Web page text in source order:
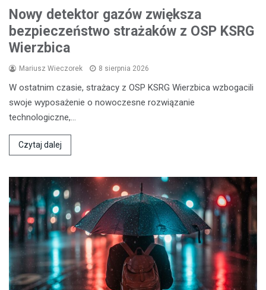
Nowy detektor gazów zwiększa
bezpieczeństwo strażaków z OSP KSRG
Wierzbica
Mariusz Wieczorek 8 sierpnia 2026
W ostatnim czasie, strażacy z OSP KSRG Wierzbica wzbogacili
swoje wyposażenie o nowoczesne rozwiązanie
technologiczne,…
Czytaj dalej